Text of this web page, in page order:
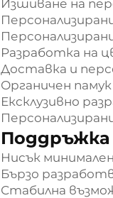
Изшиване на
Разработка на
Доставка и
Органичен
Ексклузивно
Нисък
Бързо
Стабилна